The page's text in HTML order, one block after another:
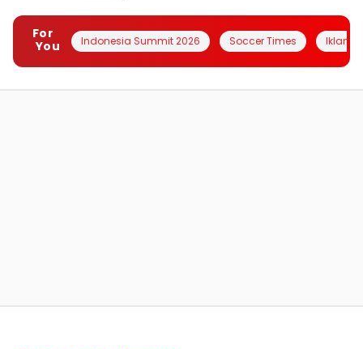
For
You
Indonesia Summit 2026 Soccer Times Iklanin